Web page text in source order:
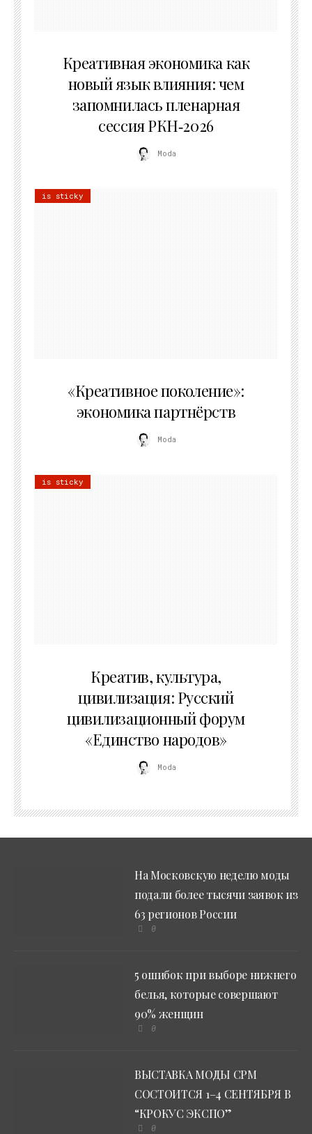
Креативная экономика как
новый язык влияния: чем
запомнилась пленарная
сессия РКН‑2026
Moda
is sticky
«Креативное поколение»:
экономика партнёрств
Moda
is sticky
Креатив, культура,
цивилизация: Русский
цивилизационный форум
«Единство народов»
Moda
На Московскую неделю моды
подали более тысячи заявок из
63 регионов России
0
5 ошибок при выборе нижнего
белья, которые совершают
90% женщин
0
ВЫСТАВКА МОДЫ CPM
СОСТОИТСЯ 1–4 СЕНТЯБРЯ В
“КРОКУС ЭКСПО”
0